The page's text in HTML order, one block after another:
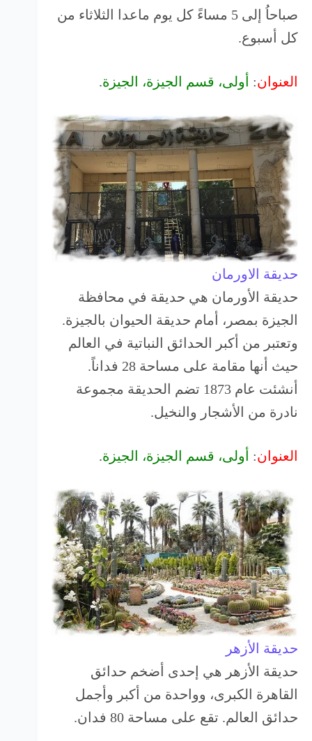
صباحاُ إلى 5 مساءً كل يوم ماعدا الثلاثاء من
كل أسبوع.
العنوان: أولى، قسم الجيزة، الجيزة.
حديقة الاورمان
حديقة الأورمان هي حديقة في محافظة
الجيزة بمصر، أمام حديقة الحيوان بالجيزة.
وتعتبر من أكبر الحدائق النباتية في العالم
حيث أنها مقامة على مساحة 28 فداناً.
أنشئت عام 1873 تضم الحديقة مجموعة
نادرة من الأشجار والنخيل.
العنوان: أولى، قسم الجيزة، الجيزة.
حديقة الأزهر
حديقة الأزهر هي إحدى أضخم حدائق
القاهرة الكبرى، وواحدة من أكبر وأجمل
حدائق العالم‏. تقع على مساحة‏ 80‏ فدان.